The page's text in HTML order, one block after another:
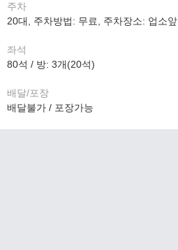
주차
20대, 주차방법: 무료, 주차장소: 업소앞
좌석
80석 / 방: 3개(20석)
배달/포장
배달불가 / 포장가능